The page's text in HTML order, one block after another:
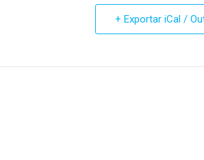
+ Exportar iCal /